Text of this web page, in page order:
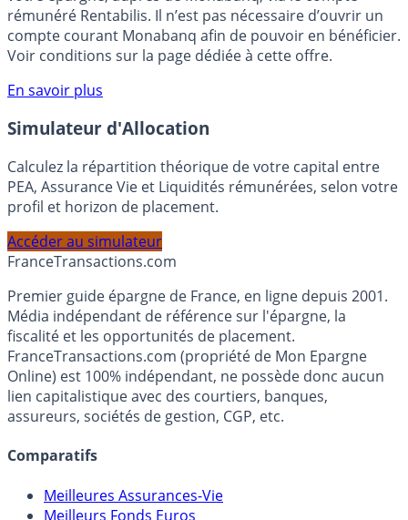
Bénéficiez de cette offre de placement sans risque pour
votre épargne, auprès de Monabanq, via le compte
rémunéré Rentabilis. Il n’est pas nécessaire d’ouvrir un
compte courant Monabanq afin de pouvoir en bénéficier.
Voir conditions sur la page dédiée à cette offre.
En savoir plus
Simulateur d'Allocation
Calculez la répartition théorique de votre capital entre
profil et horizon de placement.
FranceTransactions.com
Premier guide épargne de France, en ligne depuis 2001.
Média indépendant de référence sur l'épargne, la
fiscalité et les opportunités de placement.
FranceTransactions.com (propriété de Mon Epargne
Online) est 100% indépendant, ne possède donc aucun
assureurs, sociétés de gestion, CGP, etc.
Comparatifs